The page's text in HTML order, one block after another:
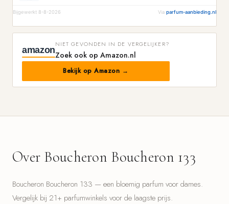
Bijgewerkt 8-8-2026 Via parfum-aanbieding.nl
amazon
NIET GEVONDEN IN DE VERGELIJKER?
Zoek ook op Amazon.nl
Bekijk op Amazon →
Over Boucheron Boucheron 133
Boucheron Boucheron 133 — een bloemig parfum voor dames.
Vergelijk bij 21+ parfumwinkels voor de laagste prijs.